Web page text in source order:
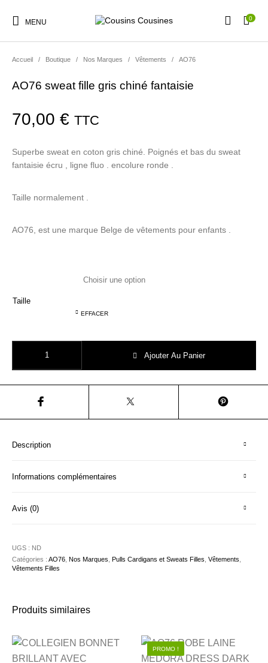
MENU 0
Nouveautés
Vêtements Garçons Accessoires Cadeaux
Accueil / Boutique / Nos Marques / Vêtements / AO76
AO76 sweat fille gris chiné fantaisie
70,00€ TTC
Superbe sweat en coton gris chiné. Poignés et bas du sweat
fantaisie écru , ligne fluo . encolure ronde .
Taille normalement .
AO76, est une marque Belge de vêtements pour enfants .
Taille
EFFACER
Ajouter Au Panier
Description
Informations complémentaires
Avis (0)
UGS : ND
Catégories :AO76 ,Nos Marques ,Pulls Cardigans et Sweats Filles ,Vêtements
Vêtements Filles
Produits similaires
PROMO !